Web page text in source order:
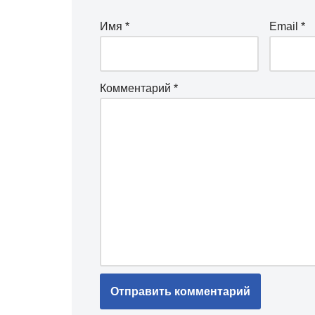
Имя * Email*
Комментарий *